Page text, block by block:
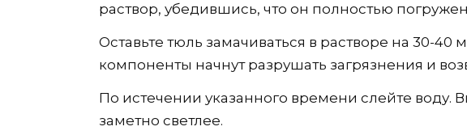
раствор, убедившись, что он полностью
Оставьте тюль замачиваться в растворе на 30-40
компоненты начнут разрушать загрязнения и
По истечении указанного времени слейте воду.
заметно светлее.